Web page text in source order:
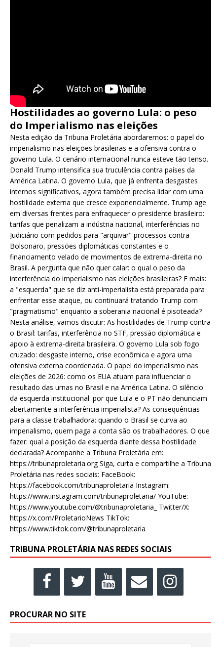
Hostilidades ao governo Lula: o peso
do Imperialismo nas eleições
Nesta edição da Tribuna Proletária abordaremos: o papel do
imperialismo nas eleições brasileiras e a ofensiva contra o
governo Lula. O cenário internacional nunca esteve tão tenso.
Donald Trump intensifica sua truculência contra países da
América Latina. O governo Lula, que já enfrenta desgastes
internos significativos, agora também precisa lidar com uma
hostilidade externa que cresce exponencialmente. Trump age
em diversas frentes para enfraquecer o presidente brasileiro:
tarifas que penalizam a indústria nacional, interferências no
Judiciário com pedidos para "arquivar" processos contra
Bolsonaro, pressões diplomáticas constantes e o
financiamento velado de movimentos de extrema-direita no
Brasil. A pergunta que não quer calar: o qual o peso da
interferência do imperialismo nas eleições brasileiras? E mais:
a "esquerda" que se diz anti-imperialista está preparada para
enfrentar esse ataque, ou continuará tratando Trump com
"pragmatismo" enquanto a soberania nacional é pisoteada?
Nesta análise, vamos discutir: As hostilidades de Trump contra
o Brasil: tarifas, interferência no STF, pressão diplomática e
apoio à extrema-direita brasileira. O governo Lula sob fogo
cruzado: desgaste interno, crise econômica e agora uma
ofensiva externa coordenada. O papel do imperialismo nas
eleições de 2026: como os EUA atuam para influenciar o
resultado das urnas no Brasil e na América Latina. O silêncio
da esquerda institucional: por que Lula e o PT não denunciam
abertamente a interferência imperialista? As consequências
para a classe trabalhadora: quando o Brasil se curva ao
imperialismo, quem paga a conta são os trabalhadores. O que
fazer: qual a posição da esquerda diante dessa hostilidade
declarada? Acompanhe a Tribuna Proletária em:
https://tribunaproletaria.org Siga, curta e compartilhe a Tribuna
Proletária nas redes sociais: FaceBook:
https://facebook.com/tribunaproletaria Instagram:
https://www.instagram.com/tribunaproletaria/ YouTube:
https://www.youtube.com/@tribunaproletaria_ Twitter/X:
https://x.com/ProletarioNews TikTok:
https://www.tiktok.com/@tribunaproletaria
TRIBUNA PROLETÁRIA NAS REDES SOCIAIS
PROCURAR NO SITE